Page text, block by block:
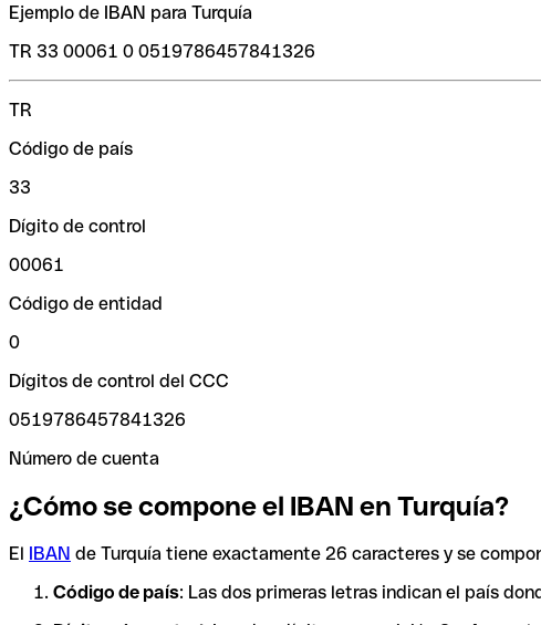
Ejemplo de IBAN para Turquía
TR 33 00061 0 0519786457841326
TR
Código de país
33
Dígito de control
00061
Código de entidad
0
Dígitos de control del CCC
0519786457841326
Número de cuenta
¿Cómo se compone el IBAN en Turquía?
El IBAN de Turquía tiene exactamente 26 caracteres y se
Código de país: Las dos primeras letras indican el país